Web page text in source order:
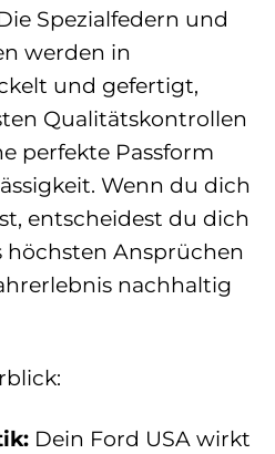
Spezialfedern und
werden in
und gefertigt,
Qualitätskontrollen
perfekte Passform
Wenn du dich
entscheidest du dich
höchsten Ansprüchen
nachhaltig
Dein Ford USA wirkt